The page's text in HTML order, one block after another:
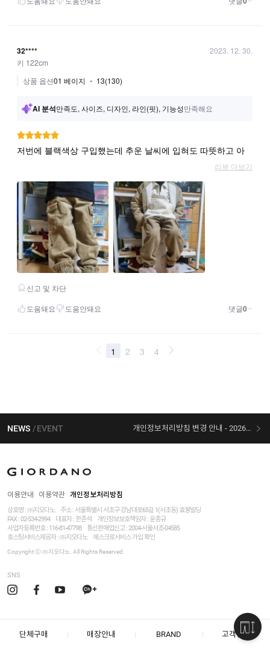
NEWS EVENT 개인정보처리방침 변경 안내 - 2026/07/30 시행
이용안내 이용약관 개인정보처리방침
상호명 : ㈜지오다노
주소 : 서울특별시 서초구 강남대로65길 1(서초동) 효봉빌딩
FAX : 02-534-2994
대표자 : 한준석 개인정보보호책임자 : 윤종규
사업자등록번호 : 116-81-47798
통신판매업신고 : 2004-서울서초-04585
호스팅서비스제공자 : ㈜지오다노
에스크로서비스 가입 확인
Copyright ⓒ ㈜지오다노. All Rights Reserved.
SNS
단체구매 매장안내 BRAND 고객센터